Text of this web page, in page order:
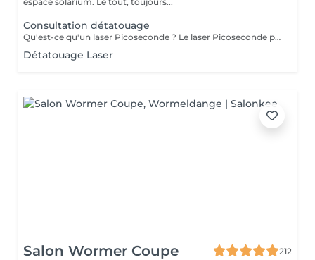
Consultation détatouage
Qu'est-ce qu'un laser Picoseconde ? Le laser Picoseconde permet de délivrer une impulsion lumineuse de l'ordre de 300 picoseconde. Cette brièveté d'impulsion induit une onde de choc capable de fragmenter les pigments du tatouage. Le détatouage était jusqu'à présent réalisé avec des lasers dits «Q Switched» avec une durée d'impulsion de l'ordre de la nanoseconde, beaucoup moins efficace. - Efficace sur les tatouages noirs et de couleurs - Traitement corps, visage et maquillage permanant. - Le détatouage par laser ne laisse pas de cicatrices après le traitement ; - Les séances sont espacées de 30 à 40 jours (au lieu de 2 mois ou plus avec un laser «Q Switched») ; Il est impossible de prédire avec précision le nombre de séances nécessaires. En effet, tout dépend des facteurs sur lesquels nous n'avons aucune information avant de commencer le traitement (qualité et profondeur de l'encre, présence ou non de métaux dans les pigments)
Détatouage Laser
Salon Wormer Coupe
212